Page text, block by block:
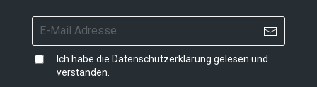
Ich habe die Datenschutzerklärung gelesen und
verstanden.